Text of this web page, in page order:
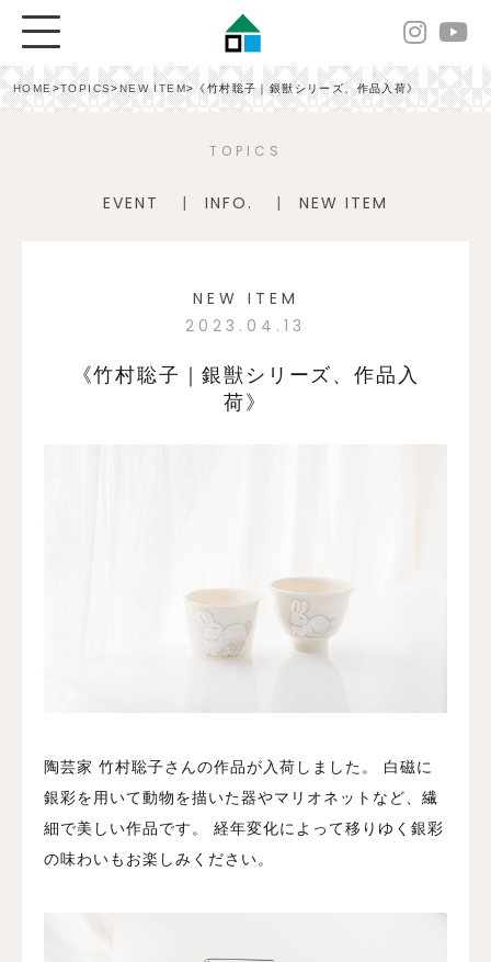
HOME>TOPICS>NEW ITEM>《竹村聡子｜銀獣シリーズ、作品入荷》
TOPICS
EVENT INFO. NEW ITEM
NEW ITEM
2023.04.13
《竹村聡子｜銀獣シリーズ、作品入
荷》
陶芸家 竹村聡子さんの作品が入荷しました。
白磁に
銀彩を用いて動物を描いた器やマリオネットなど、繊
細で美しい作品です。
経年変化によって移りゆく銀彩
の味わいもお楽しみください。